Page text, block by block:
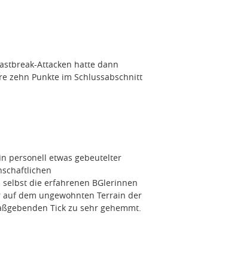
Attacken hatte dann
zehn Punkte im Schlussabschnitt
personell etwas gebeutelter
die erfahrenen BGlerinnen
dem ungewohnten Terrain der
Tick zu sehr gehemmt.